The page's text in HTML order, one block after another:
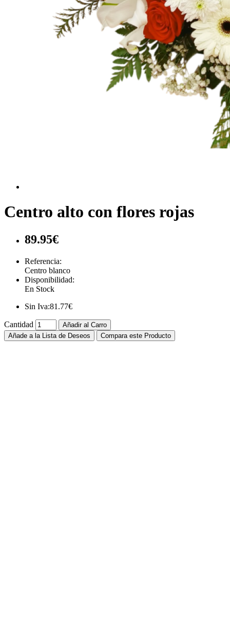
Centro alto con flores rojas
89.95€
Referencia:
Centro blanco
Disponibilidad:
En Stock
Sin Iva:81.77€
Cantidad
Añadir al Carro
Añade a la Lista de Deseos
Compara este Producto